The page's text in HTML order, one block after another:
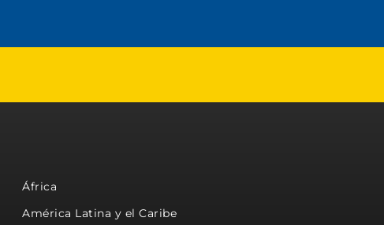
África
América Latina y el Caribe